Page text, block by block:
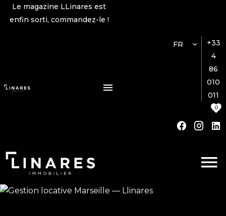
Le magazine LLinares est
enfin sorti, commandez-le !
+33
4
86
010
011
FR
0